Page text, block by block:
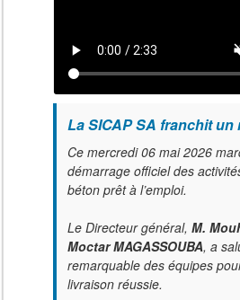
La SICAP SA franchit
Ce mercredi 06 mai 2026
démarrage officiel des
béton prêt à l’emploi.
Le Directeur général, M.
Moctar MAGASSOUBA, a
remarquable des équipes
livraison réussie.